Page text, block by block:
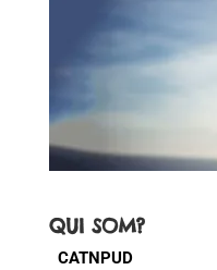
QUI SOM?
CATNPUD